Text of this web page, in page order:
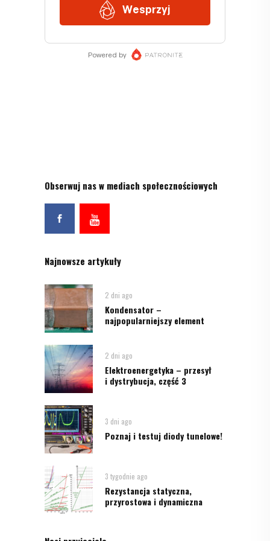
Obserwuj nas w mediach społecznościowych
Najnowsze artykuły
2 dni ago
Kondensator –
najpopularniejszy element
2 dni ago
Elektroenergetyka – przesył
i dystrybucja, część 3
3 dni ago
Poznaj i testuj diody tunelowe!
3 tygodnie ago
Rezystancja statyczna,
przyrostowa i dynamiczna